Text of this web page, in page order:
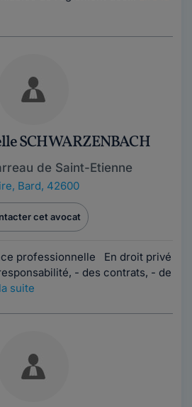
SCHWARZENBACH
de Saint-Etienne
, Bard, 42600
cet avocat
professionnelle En droit privé
- des contrats, - de
suite